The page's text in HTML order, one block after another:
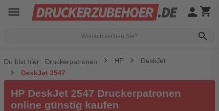
menu
search
person shopping_cart
Du bist hier: Druckerpatronen HP
DeskJet
DeskJet 2547
HP DeskJet 2547 Druckerpatronen
online günstig kaufen